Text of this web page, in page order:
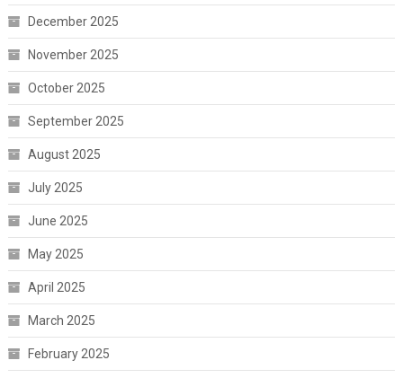
December 2025
November 2025
October 2025
September 2025
August 2025
July 2025
June 2025
May 2025
April 2025
March 2025
February 2025